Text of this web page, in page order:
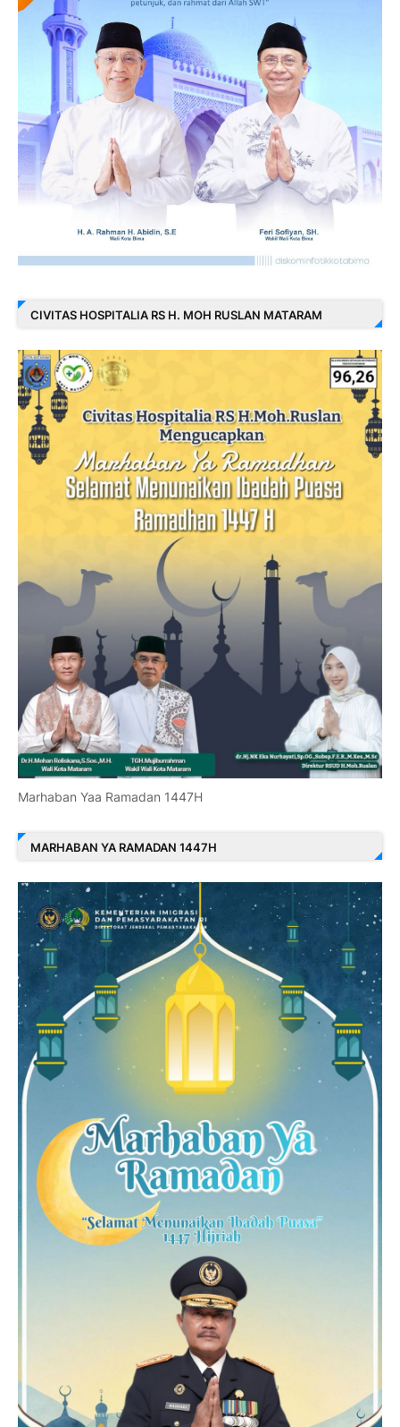
CIVITAS HOSPITALIA RS H. MOH RUSLAN MATARAM
Marhaban Yaa Ramadan 1447H
MARHABAN YA RAMADAN 1447H